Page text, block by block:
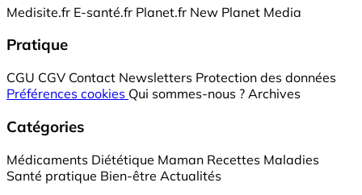
Medisite.fr E-santé.fr Planet.fr New Planet Media
Pratique
CGU CGV Contact Newsletters Protection des données
Préférences cookies Qui sommes-nous ? Archives
Catégories
Médicaments Diététique Maman Recettes Maladies
Santé pratique Bien-être Actualités